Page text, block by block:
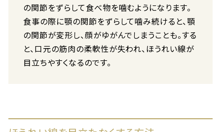
の関節をずらして食べ物を噛むようになります。
食事の際に顎の関節をずらして噛み続けると、顎
の関節が変形し、顔がゆがんでしまうことも。する
と、口元の筋肉の柔軟性が失われ、ほうれい線が
目立ちやすくなるのです。